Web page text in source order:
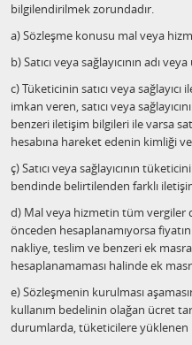
bilgilendirilmek zorundadır.
a) Sözleşme konusu mal veya
b) Satıcı veya sağlayıcının adı
c) Tüketicinin satıcı veya
imkan veren, satıcı veya
benzeri iletişim bilgileri ile varsa
hesabına hareket edenin kimliği
ç) Satıcı veya sağlayıcının
bendinde belirtilenden farklı
d) Mal veya hizmetin tüm vergiler
önceden hesaplanamıyorsa
nakliye, teslim ve benzeri ek
hesaplanamaması halinde ek
e) Sözleşmenin kurulması
kullanım bedelinin olağan ücret
durumlarda, tüketicilere yüklenen